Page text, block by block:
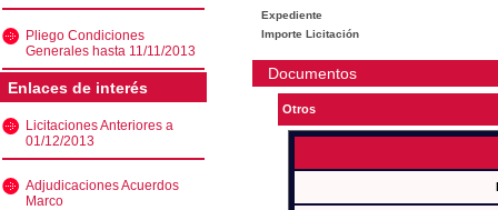
Pliego Condiciones
Generales hasta 11/11/2013
Enlaces de interés
Licitaciones Anteriores a
01/12/2013
Adjudicaciones Acuerdos
Marco
Expediente
Importe Licitación
Documentos
Otros